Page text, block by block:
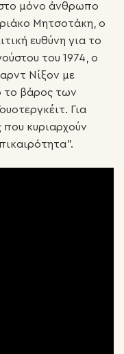
μόνο άνθρωπο
Μητσοτάκη, ο
ευθύνη για το
του 1974, ο
Νίξον με
το βάρος των
Για
που κυριαρχούν